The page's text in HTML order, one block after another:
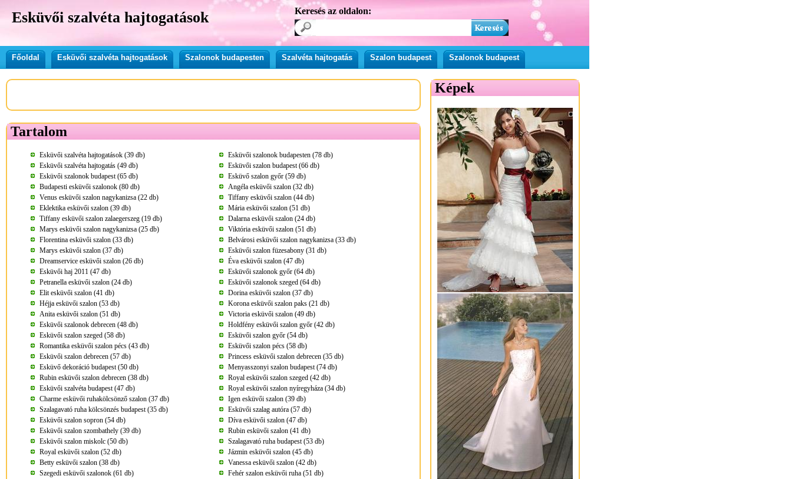
Esküvői szalvéta hajtogatások Keresés az oldalon:
Főoldal Esküvői szalvéta hajtogatások Szalonok budapesten Szalvéta hajtogatás Szalon budapest Szalonok budapest
Tartalom
Esküvői szalvéta hajtogatások (39 db)
Esküvői szalonok budapesten (78 db)
Esküvői szalvéta hajtogatás (49 db)
Esküvői szalon budapest (66 db)
Esküvői szalonok budapest (65 db)
Esküvő szalon győr (59 db)
Budapesti esküvői szalonok (80 db)
Angéla esküvői szalon (32 db)
Venus esküvői szalon nagykanizsa (22 db)
Tiffany esküvői szalon (44 db)
Eklektika esküvői szalon (39 db)
Mária esküvői szalon (51 db)
Tiffany esküvői szalon zalaegerszeg (19 db)
Dalarna esküvői szalon (24 db)
Marys esküvői szalon nagykanizsa (25 db)
Viktória esküvői szalon (51 db)
Florentina esküvői szalon (33 db)
Belvárosi esküvői szalon nagykanizsa (33 db)
Marys esküvői szalon (37 db)
Esküvői szalon füzesabony (31 db)
Dreamservice esküvői szalon (26 db)
Éva esküvői szalon (47 db)
Esküvői haj 2011 (47 db)
Esküvői szalonok győr (64 db)
Petranella esküvői szalon (24 db)
Esküvői szalonok szeged (64 db)
Elit esküvői szalon (41 db)
Dorina esküvői szalon (37 db)
Héjja esküvői szalon (53 db)
Korona esküvői szalon paks (21 db)
Anita esküvői szalon (51 db)
Victoria esküvői szalon (49 db)
Esküvői szalonok debrecen (48 db)
Holdfény esküvői szalon győr (42 db)
Esküvői szalon szeged (58 db)
Esküvői szalon győr (54 db)
Romantika esküvői szalon pécs (43 db)
Esküvői szalon pécs (58 db)
Esküvői szalon debrecen (57 db)
Princess esküvői szalon debrecen (35 db)
Esküvő dekoráció budapest (50 db)
Menyasszonyi szalon budapest (74 db)
Rubin esküvői szalon debrecen (38 db)
Royal esküvői szalon szeged (42 db)
Esküvői szalvéta budapest (47 db)
Royal esküvői szalon nyíregyháza (34 db)
Charme esküvői ruhakölcsönző szalon (37 db)
Igen esküvői szalon (39 db)
Szalagavató ruha kölcsönzés budapest (35 db)
Esküvői szalag autóra (57 db)
Esküvői szalon sopron (54 db)
Díva esküvői szalon (47 db)
Esküvői szalon szombathely (39 db)
Rubin esküvői szalon (41 db)
Esküvői szalon miskolc (50 db)
Szalagavató ruha budapest (53 db)
Royal esküvői szalon (52 db)
Jázmin esküvői szalon (45 db)
Betty esküvői szalon (38 db)
Vanessa esküvői szalon (42 db)
Szegedi esküvői szalonok (61 db)
Fehér szalon esküvői ruha (51 db)
Képek